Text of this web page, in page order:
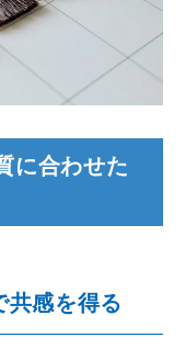
に合わせた
共感を得る